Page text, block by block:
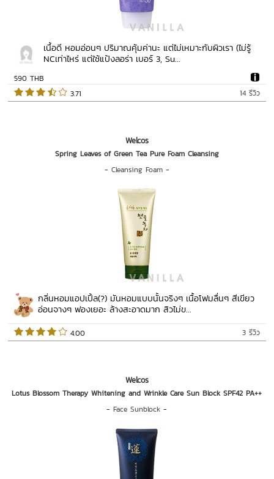
เนื้อดี หอมอ่อนๆ ปริมาณคุ้มค่านะ แต่ไม่เหมาะกับผิวเรา (ไม่รู้
NCเท่าไหร่ แต่ใช้แป้งลอร่า เบอร์ 3, Su...
590 THB
14 รีวิว
3.71
Welcos
Spring Leaves of Green Tea Pure Foam Cleansing
- Cleansing Foam-
กลิ่นหอมแอปเปิ้ล(?) มันหอมแบบนั้นจริงๆ เนื้อโฟมลื่นๆ สีเขียว
อ่อนจางๆ ฟองเยอะ ล้างสะอาดมาก สิวไม่ข...
3 รีวิว
4.00
Welcos
Lotus Blossom Therapy Whitening and Wrinkle Care Sun Block SPF42 PA++
-Face Sunblock -